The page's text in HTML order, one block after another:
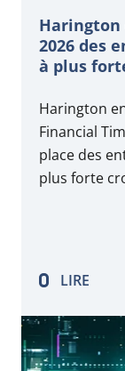
Harington
2026 des
à plus
Harington
Financial
place des
plus forte
LIRE